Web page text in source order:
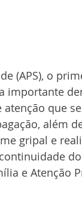
(APS), o
importante
atenção que
além
gripal e
e Atenção